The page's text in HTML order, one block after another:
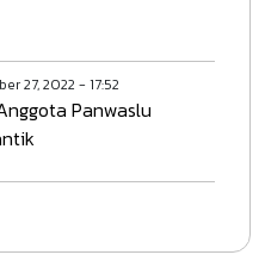
27, 2022 - 17:52
Panwaslu